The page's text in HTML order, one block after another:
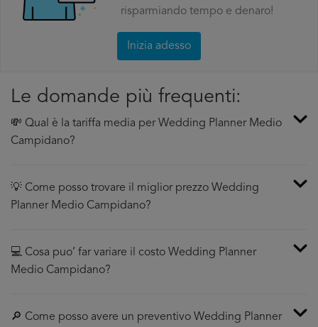
risparmiando tempo e denaro!
Inizia adesso
Le domande più frequenti:
💸 Qual è la tariffa media per Wedding Planner Medio
Campidano?
💡 Come posso trovare il miglior prezzo Wedding
Planner Medio Campidano?
💻 Cosa puo’ far variare il costo Wedding Planner
Medio Campidano?
🔎 Come posso avere un preventivo Wedding Planner